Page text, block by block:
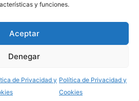
y funciones.
Aceptar
Denegar
de Privacidad y Política de Privacidad y
Cookies